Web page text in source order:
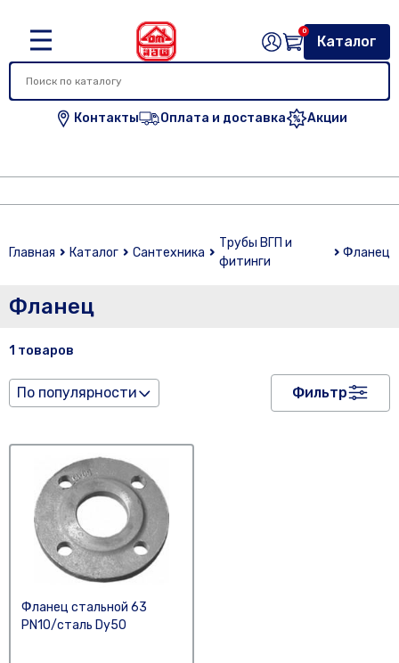
Контакты Оплата и доставка Акции
Каталог
0
Главная Каталог Сантехника
Трубы ВГП и
фитинги
Фланец
Фланец
1 товаров
По популярности Фильтр
Фланец стальной 63
PN10/сталь Dy50